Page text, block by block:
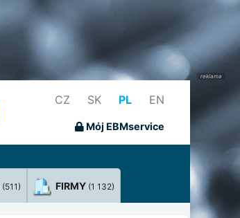
CZ SK PL EN
Mój EBMservice
(511) FIRMY (1 132)